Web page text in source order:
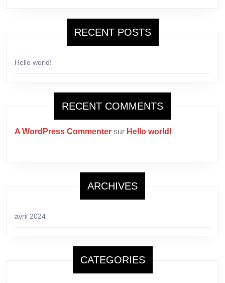
RECENT POSTS
Hello world!
RECENT COMMENTS
A WordPress Commenter sur Hello world!
ARCHIVES
avril 2024
CATEGORIES